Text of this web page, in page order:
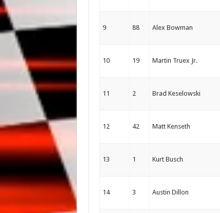
9 88 Alex Bowman
10 19 Martin Truex Jr.
11 2 Brad Keselowski
12 42 Matt Kenseth
13 1 Kurt Busch
14 3 Austin Dillon